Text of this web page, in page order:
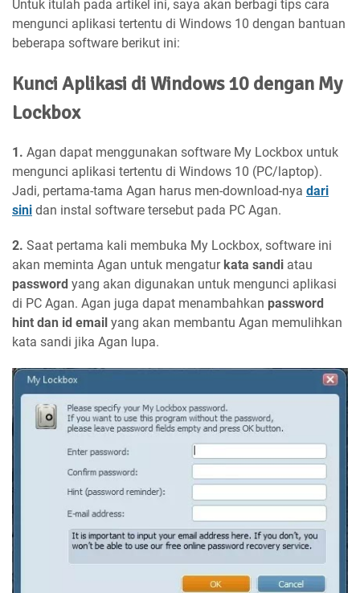
Untuk itulah pada artikel ini, saya akan berbagi tips cara
mengunci aplikasi tertentu di Windows 10 dengan bantuan
beberapa software berikut ini:
Kunci Aplikasi di Windows 10 dengan My
Lockbox
1. Agan dapat menggunakan software My Lockbox untuk
mengunci aplikasi tertentu di Windows 10 (PC/laptop).
Jadi, pertama-tama Agan harus men-download-nya dari
sini dan instal software tersebut pada PC Agan.
2. Saat pertama kali membuka My Lockbox, software ini
akan meminta Agan untuk mengaturkata sandi atau
password yang akan digunakan untuk mengunci aplikasi
di PC Agan. Agan juga dapat menambahkan password
hint dan id email yang akan membantu Agan memulihkan
kata sandi jika Agan lupa.